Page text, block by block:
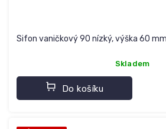
Sifon vaničkový 90 nízký, výška 60
Skladem
Do košíku